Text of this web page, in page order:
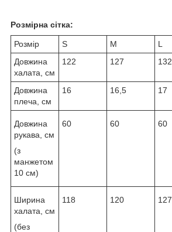
Розмірна сітка:
Розмір S M L
Довжина
халата, см
122 127 132
Довжина
плеча, см
16 16,5 17
Довжина
рукава, см
(з
манжетом
10 см)
60 60 60
Ширина
халата, см
(без
118 120 127